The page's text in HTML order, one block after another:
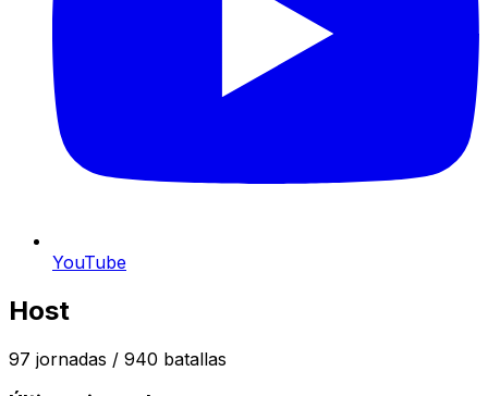
YouTube
Host
97 jornadas / 940 batallas